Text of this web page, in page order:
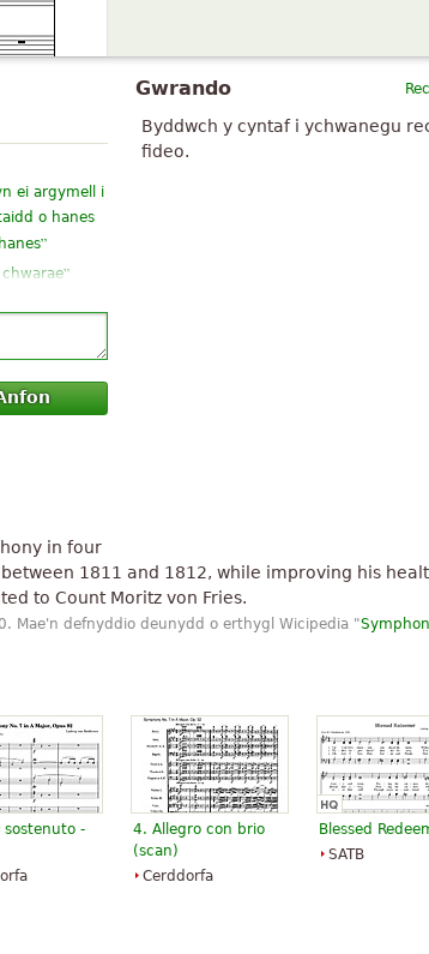
Gwrando
Byddwch y cyntaf i ychwanegu
fideo.
ei argymell i
o hanes
”
”
in four
1811 and 1812, while improving his
to Count Moritz von Fries.
Mae'n defnyddio deunydd o erthygl Wicipedia "
sostenuto -
4. Allegro con brio
(scan)
Cerddorfa
Blessed
SATB